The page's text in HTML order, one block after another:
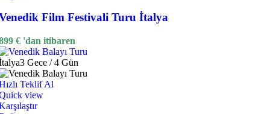
Film Festivali Turu İtalya
€ 'dan itibaren
3 Gece / 4 Gün
Teklif Al
view